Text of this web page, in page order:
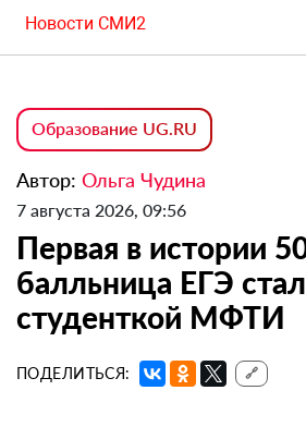
Новости СМИ2
Образование UG.RU
Автор: Ольга Чудина
7 августа 2026, 09:56
Первая в истории
балльница ЕГЭ
студенткой МФТИ
ПОДЕЛИТЬСЯ: 🔗